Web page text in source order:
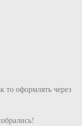
то оформлять через